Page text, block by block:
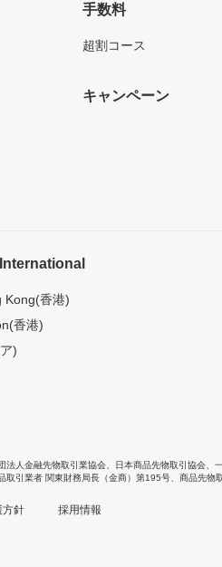
手数料
超割コース
キャンペーン
Kong(香港)
香港)
)
法人金融先物取引業協会 日本商品先物取引協会
取引業者 関東財務局長（金商）第195号、商品先物
方針 採用情報